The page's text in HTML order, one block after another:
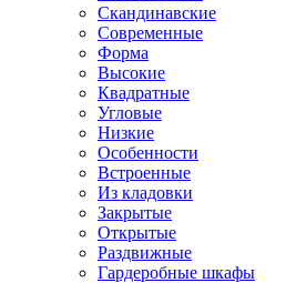
Скандинавские
Современные
Форма
Высокие
Квадратные
Угловые
Низкие
Особенности
Встроенные
Из кладовки
Закрытые
Открытые
Раздвижные
Гардеробные шкафы